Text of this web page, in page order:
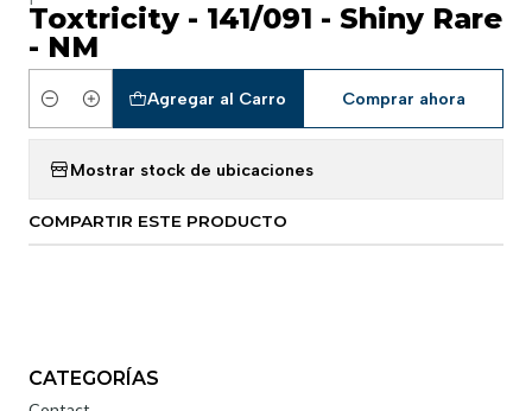
Toxtricity - 141/091 - Shiny Rare
- NM
Cantidad
Agregar al Carro Comprar ahora
Mostrar stock de ubicaciones
COMPARTIR ESTE PRODUCTO
CATEGORÍAS